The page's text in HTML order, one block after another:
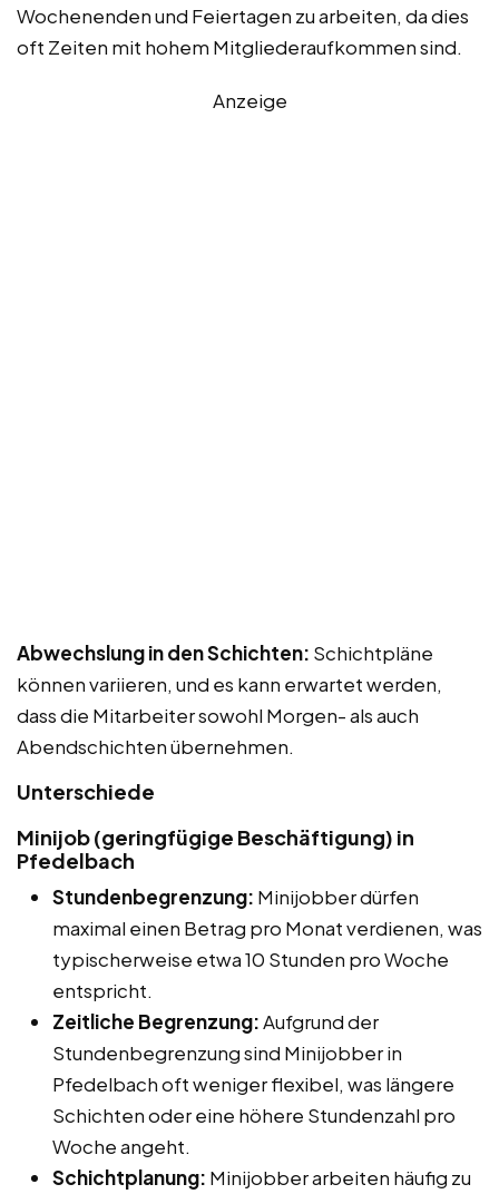
Wochenenden und Feiertagen zu arbeiten, da dies
oft Zeiten mit hohem Mitgliederaufkommen sind.
Anzeige
Abwechslung in den Schichten: Schichtpläne
können variieren, und es kann erwartet werden,
dass die Mitarbeiter sowohl Morgen- als auch
Abendschichten übernehmen.
Unterschiede
Minijob (geringfügige Beschäftigung) in
Pfedelbach
Stundenbegrenzung: Minijobber dürfen
maximal einen Betrag pro Monat verdienen, was
typischerweise etwa 10 Stunden pro Woche
entspricht.
Zeitliche Begrenzung:Aufgrund der
Stundenbegrenzung sind Minijobber in
Pfedelbach oft weniger flexibel, was längere
Schichten oder eine höhere Stundenzahl pro
Woche angeht.
Schichtplanung: Minijobber arbeiten häufig zu